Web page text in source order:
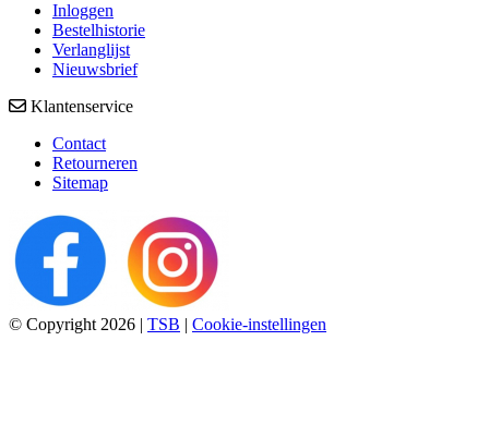
Inloggen
Bestelhistorie
Verlanglijst
Nieuwsbrief
Klantenservice
Contact
Retourneren
Sitemap
© Copyright 2026 | TSB | Cookie-instellingen